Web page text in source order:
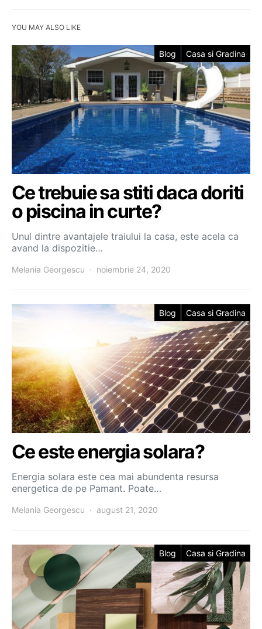
YOU MAY ALSO LIKE
Blog Casa si Gradina
Ce trebuie sa stiti daca doriti
o piscina in curte?
Unul dintre avantajele traiului la casa, este acela ca
avand la dispozitie…
Melania Georgescu noiembrie 24, 2020
Blog Casa si Gradina
Ce este energia solara?
Energia solara este cea mai abundenta resursa
energetica de pe Pamant. Poate…
Melania Georgescu august 21, 2020
Blog Casa si Gradina